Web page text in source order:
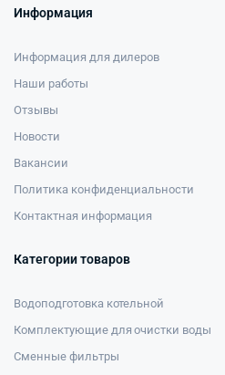
Информация
Информация для дилеров
Наши работы
Отзывы
Новости
Вакансии
Политика конфиденциальности
Контактная информация
Категории товаров
Водоподготовка котельной
Комплектующие для очистки воды
Сменные фильтры